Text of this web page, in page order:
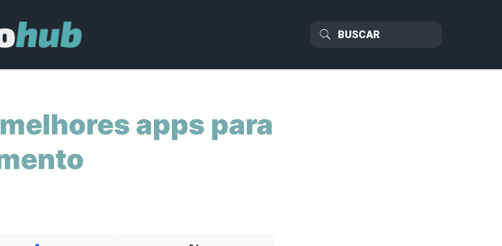
apps para